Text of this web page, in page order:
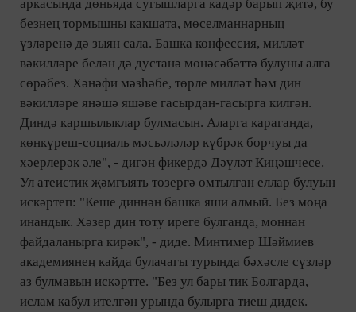
аркасында дөньяда сугышларга кадәр барып җитә, бу
безнең тормышны какшата, мөселманнарның
үзләренә дә зыян сала. Башка конфессия, милләт
вәкилләре белән дә дустанә мөнәсәбәттә булуны алга
сөрәбез. Хәнәфи мәзһәбе, төрле милләт һәм дин
вәкилләре янәшә яшәве гасырдан-гасырга килгән.
Диндә каршылыклар булмасын. Аларга караганда,
көнкүреш-социаль мәсьәләләр күбрәк борчуы да
хәерлерәк әле", - дигән фикердә Дәүләт Киңәшчесе.
Ул атеистик җәмгыять төзергә омтылган еллар булуын
искәртеп: "Кеше диннән башка яши алмый. Без моңа
инандык. Хәзер дин тоту иреге булганда, моннан
файдаланырга кирәк", - диде. Минтимер Шәймиев
академиянең кайда булачагы турында бәхәсле сүзләр
аз булмавын искәртте. "Без ул бары тик Болгарда,
ислам кабул ителгән урында булырга тиеш дидек.